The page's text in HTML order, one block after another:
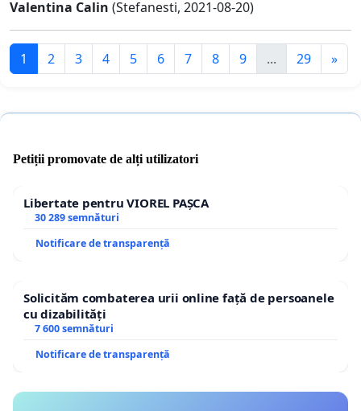
Valentina Calin (Stefanesti, 2021-08-20)
1 2 3 4 5 6 7 8 9 ... 29 »
Petiții promovate de alți utilizatori
Libertate pentru VIOREL PAȘCA
30 289 semnături
Notificare de transparență
Solicităm combaterea urii online față de persoanele
cu dizabilități
7 600 semnături
Notificare de transparență